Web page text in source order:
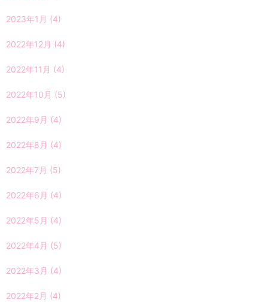
2023年1月 (4)
2022年12月 (4)
2022年11月 (4)
2022年10月 (5)
2022年9月 (4)
2022年8月 (4)
2022年7月 (5)
2022年6月 (4)
2022年5月 (4)
2022年4月 (5)
2022年3月 (4)
2022年2月 (4)